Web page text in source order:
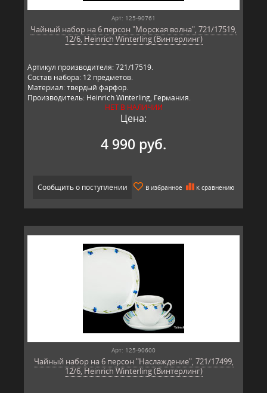
Арт: 125-90761
Чайный набор на 6 персон "Морская волна", 721/17519,
12/6, Heinrich Winterling (Винтерлинг)
Артикул производителя: 721/17519.
Состав набора: 12 предметов.
Материал: твердый фарфор.
Производитель: Heinrich Winterling, Германия.
НЕТ В НАЛИЧИИ
Цена:
4 990 руб.
Сообщить о поступлении В избранное К сравнению
Арт: 125-90600
Чайный набор на 6 персон "Наслаждение", 721/17499,
12/6, Heinrich Winterling (Винтерлинг)